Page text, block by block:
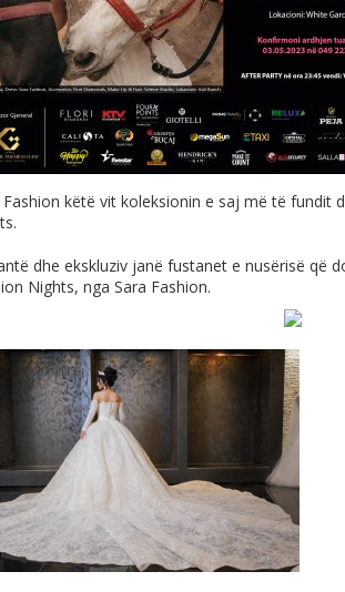
Fashion këtë vit koleksionin e saj më të fundit
dhe ekskluziv janë fustanet e nusërisë që
Nights, nga Sara Fashion.